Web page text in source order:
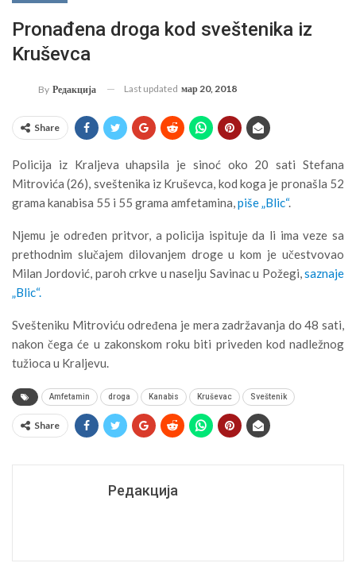
Pronađena droga kod sveštenika iz
Kruševca
By Редакција Last updated мар 20, 2018
Share
Policija iz Kraljeva uhapsila je sinoć oko 20 sati Stefana
Mitrovića (26), sveštenika iz Kruševca, kod koga je pronašla 52
grama kanabisa 55 i 55 grama amfetamina,piše „Blic“.
Njemu je određen pritvor, a policija ispituje da li ima veze sa
prethodnim slučajem dilovanjem droge u kom je učestvovao
Milan Jordović, paroh crkve u naselju Savinac u Požegi,saznaje
„Blic“.
Svešteniku Mitroviću određena je mera zadržavanja do 48 sati,
nakon čega će u zakonskom roku biti priveden kod nadležnog
tužioca u Kraljevu.
Amfetamin droga Kanabis Kruševac Sveštenik
Share
Редакција